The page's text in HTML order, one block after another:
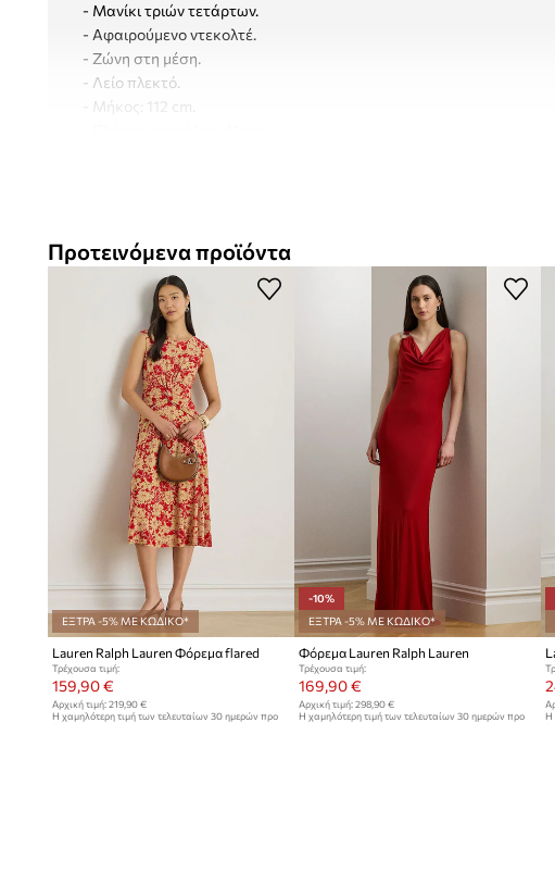
- Μανίκι τριών τετάρτων.
- Αφαιρoύμενο ντεκολτέ.
- Ζώνη στη μέση.
- Λείο πλεκτό.
- Μήκος: 112 cm.
Προτεινόμενα προϊόντα
ΕΞΤΡΑ -5% ΜΕ ΚΩΔΙΚΟ*
Lauren Ralph Lauren Φόρεμα flared
Τρέχουσα τιμή:
159,90 €
Αρχική τιμή: 219,90 €
Η χαμηλότερη τιμή των τελευταίων 30 ημερών προ
-10%
ΕΞΤΡΑ -5% ΜΕ ΚΩΔΙΚΟ*
Φόρεμα Lauren Ralph Lauren
Τρέχουσα τιμή:
169,90 €
Αρχική τιμή:298,90 €
Η χαμηλότερη τιμή των τελευταίων 30 ημερών προ
Η